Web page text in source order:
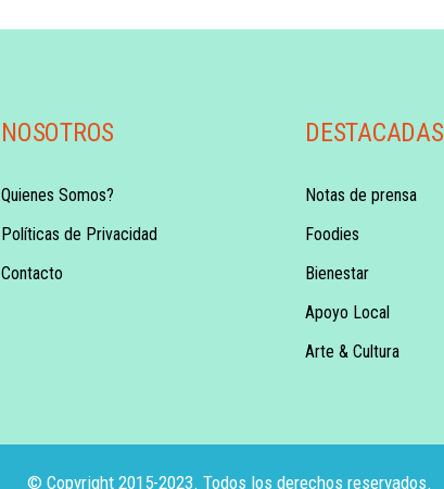
NOSOTROS
Quienes Somos?
Políticas de Privacidad
Contacto
DESTACADAS
Notas de prensa
Foodies
Bienestar
Apoyo Local
Arte & Cultura
© Copyright 2015-2023. Todos los derechos reservados.